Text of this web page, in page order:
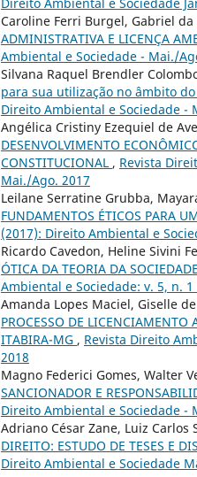
Caroline Ferri Burgel, Gabriel da
ADMINISTRATIVA E LICENÇA
Ambiental e Sociedade - Mai./
Silvana Raquel Brendler
para sua utilização no âmbito
Direito Ambiental e Sociedade -
Angélica Cristiny Ezequiel de
DESENVOLVIMENTO
CONSTITUCIONAL , Revista
Mai./Ago. 2017
Leilane Serratine Grubba,
FUNDAMENTOS ÉTICOS PARA
(2017): Direito Ambiental e
Ricardo Cavedon, Heline Sivini
ÓTICA DA TEORIA DA
Ambiental e Sociedade: v. 5, n.
Amanda Lopes Maciel, Giselle
PROCESSO DE
ITABIRA-MG , Revista Direito
2018
Magno Federici Gomes, Walter
SANCIONADOR E
Direito Ambiental e Sociedade -
Adriano César Zane, Luiz Carlos
DIREITO: ESTUDO DE TESES E
Direito Ambiental e Sociedade